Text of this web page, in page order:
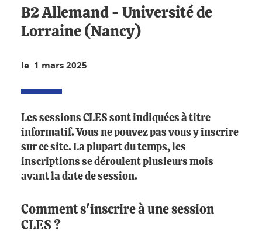
B2 Allemand - Université de
Lorraine (Nancy)
le 1 mars 2025
Les sessions CLES sont indiquées à titre
informatif. Vous ne pouvez pas vous y inscrire
sur ce site. La plupart du temps, les
inscriptions se déroulent plusieurs mois
avant la date de session.
Comment s'inscrire à une session
CLES ?